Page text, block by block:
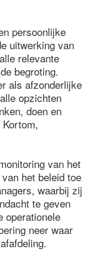
persoonlijke
uitwerking van
relevante
begroting.
als afzonderlijke
opzichten
doen en
van het
het beleid toe
waarbij zij
te geven
operationele
neer waar